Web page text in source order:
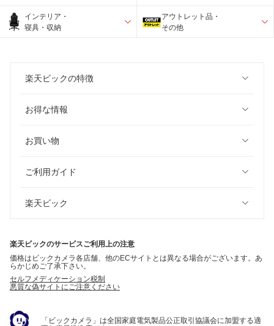
インテリア・
寝具・収納
アウトレット品・
その他
楽天ビックの特徴
お得な情報
お買い物
ご利用ガイド
楽天ビック
楽天ビックのサービスご利用上の注意
価格はビックカメラ各店舗、他のECサイトとは異なる場合がございます。あ
らかじめご了承下さい。
セルフメディケーション税制
悪質な偽サイトにご注意ください
「ビックカメラ」は全国家庭電気製品公正取引協議会に加盟する適